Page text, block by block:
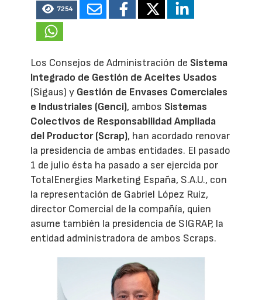
7254
Los Consejos de Administración de Sistema
Integrado de Gestión de Aceites Usados
(Sigaus) y Gestión de Envases Comerciales
e Industriales (Genci), ambos Sistemas
Colectivos de Responsabilidad Ampliada
del Productor (Scrap), han acordado renovar
la presidencia de ambas entidades. El pasado
1 de julio ésta ha pasado a ser ejercida por
TotalEnergies Marketing España, S.A.U., con
la representación de Gabriel López Ruiz,
director Comercial de la compañía, quien
asume también la presidencia de SIGRAP, la
entidad administradora de ambos Scraps.